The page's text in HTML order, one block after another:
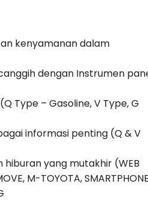
kenyamanan dalam
canggih dengan Instrumen
Type – Gasoline, V Type, G
informasi penting (Q & V
hiburan yang mutakhir (WEB
M-TOYOTA,